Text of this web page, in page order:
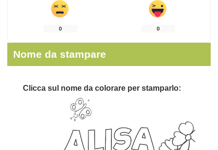
0 0
Nome da stampare
Clicca sul nome da colorare per stamparlo: